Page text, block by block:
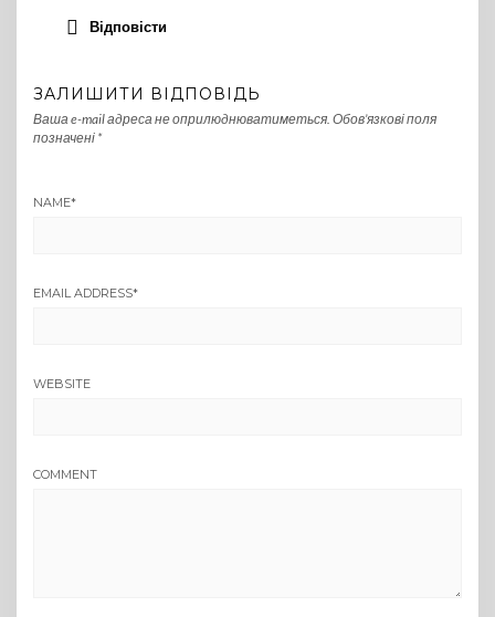
Відповісти
ЗАЛИШИТИ ВІДПОВІДЬ
Ваша e-mail адреса не оприлюднюватиметься. Обов’язкові поля
позначені *
NAME*
EMAIL ADDRESS*
WEBSITE
COMMENT